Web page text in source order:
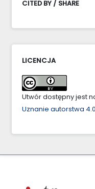
CITED BY / SHARE
LICENCJA
Utwór dostępny jest
Uznanie autorstwa